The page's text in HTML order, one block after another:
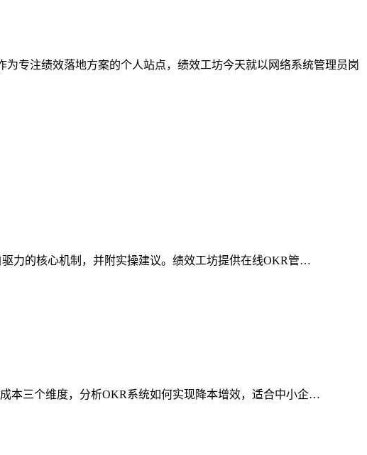
专注绩效落地方案的个人站点，绩效工坊今天就以网络系统管理员岗
力的核心机制，并附实操建议。绩效工坊提供在线OKR管…
本三个维度，分析OKR系统如何实现降本增效，适合中小企…